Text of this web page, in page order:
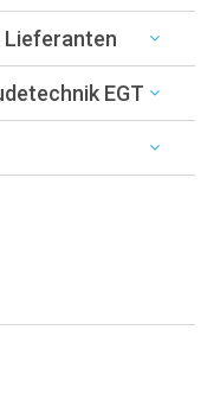
Lieferanten
EGT